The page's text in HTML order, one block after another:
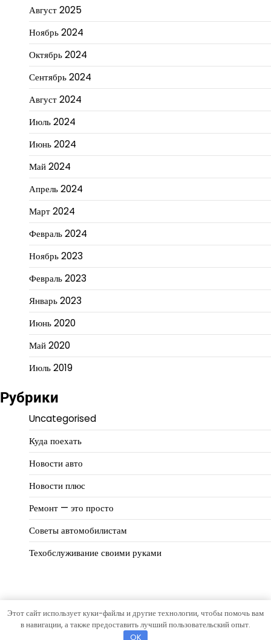
Август 2025
Ноябрь 2024
Октябрь 2024
Сентябрь 2024
Август 2024
Июль 2024
Июнь 2024
Май 2024
Апрель 2024
Март 2024
Февраль 2024
Ноябрь 2023
Февраль 2023
Январь 2023
Июнь 2020
Май 2020
Июль 2019
Рубрики
Uncategorised
Куда поехать
Новости авто
Новости плюс
Ремонт — это просто
Советы автомобилистам
Техобслуживание своими руками
Copyright © 2026АвтомирТема Eternal News отArtify
Этот сайт использует куки-файлы и другие технологии, чтобы помочь вам
в навигации, а также предоставить лучший пользовательский опыт.
OK